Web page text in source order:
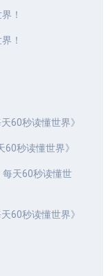
！
！
60秒读懂世界》
60秒读懂世界》
天60秒读懂世
60秒读懂世界》